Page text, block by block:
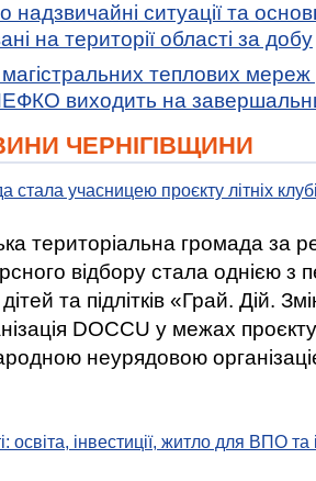
надзвичайні ситуації та
на території області за добу
теплових мереж
виходить на
ЧЕРНІГІВЩИНИ
стала учасницею проєкту літніх
територіальна громада за
відбору стала однією
дітей та підлітків «Грай. Дій.
DOCCU у межах
неурядовою
освіта, інвестиції, житло для ВПО